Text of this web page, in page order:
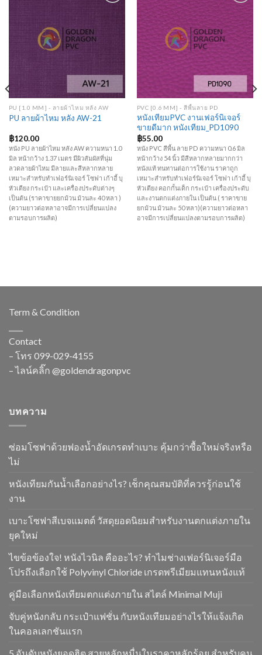
Wishlist
PU [1.0 MM] - ลายผ้าไหม หลัง AW
PU ลายผ้าไหม หลัง AW-21
฿120.00
หนัง PU ลายผ้าไหม หลัง AW ความหนา 1.0
มิล หน้ากว้าง 1.37 เมตร มีผิวสัมผัสที่นุ่ม
ลวดลายผ้าไหม มีลายและสีหลากหลาย
เหมาะสำหรับทำเฟอร์นิเจอร์ โซฟา เก้าอี้ บุ
หัวเตียง กระเป๋า และเครื่องประดับต่างๆ
เป็นต้น (ราคาขายยกม้วน ม้วนละ 40 หลา )
(ความยาวต่อหลาอาจมีการเปลี่ยนแปลง
ตามรอบการผลิต)
Add to
Wishlist
PVC [0.6 MM] - สีพื้นลาย PD
หนังเทียมPVC งานเฟอร์นิเจอร์
ขายดีมาก หนังเทียม_PD1090
฿55.00
หนัง PVC สีพื้น ลาย PD ความหนา 0.6 มิล
หน้ากว้าง 54 นิ้ว มีสีหลากหลายมากกว่า
หนังแท้ ทนทานต่อการใช้งาน ราคาถูก
เหมาะสำหรับทำเฟอร์นิเจอร์ โซฟา เก้าอี้ บุ
หัวเตียง คอกกั้นเด็ก กระเป๋า เครื่องประดับ
และงานตกแต่งภายใน เป็นต้น ( ราคาขาย
ยกม้วน ม้วนละ 50 หลา)(ความยาวต่อหลา
อาจมีการเปลี่ยนแปลงตามรอบการผลิต)
Term & Condition
Contact
– โทร 099-029-4155
– ไลน์คลิ๊ก @goldendragonpvc
บทความ
ซ่อมโซฟาด้วยฟองน้ำอัดเกรดทำเบาะ คุ้มกว่าซื้อใหม่จริงหรือ
ไม่
หนังเทียมกันน้ำเลือกอย่างไร? เช็กคุณสมบัติที่ควรรู้ก่อนใช้
งาน
เบาะโซฟาสีเบจแมตต์ วัสดุยอดนิยมสำหรับงานตกแต่งภายใน
ยุคใหม่
ไขข้อข้องใจ! หนังไวนิล คืออะไร? ทำไมช่างเฟอร์นิเจอร์มือ
โปรถึงเลือกใช้ Polyvinyl Chloride เกรดพรีเมียมแทนหนังแท้
คู่มือเลือกหนังเทียมตกแต่งภายใน สไตล์ Minimal Muji
จับคู่หนังกลับ กระเป๋าแฟชั่น กับหนังเทียมอย่างไรให้แจ้งเกิด
ในคอลเลกชันแรก
5 อันดับหนังยอดฮิต สวยหลักหมื่นในราคาหลักร้อย สำหรับคน